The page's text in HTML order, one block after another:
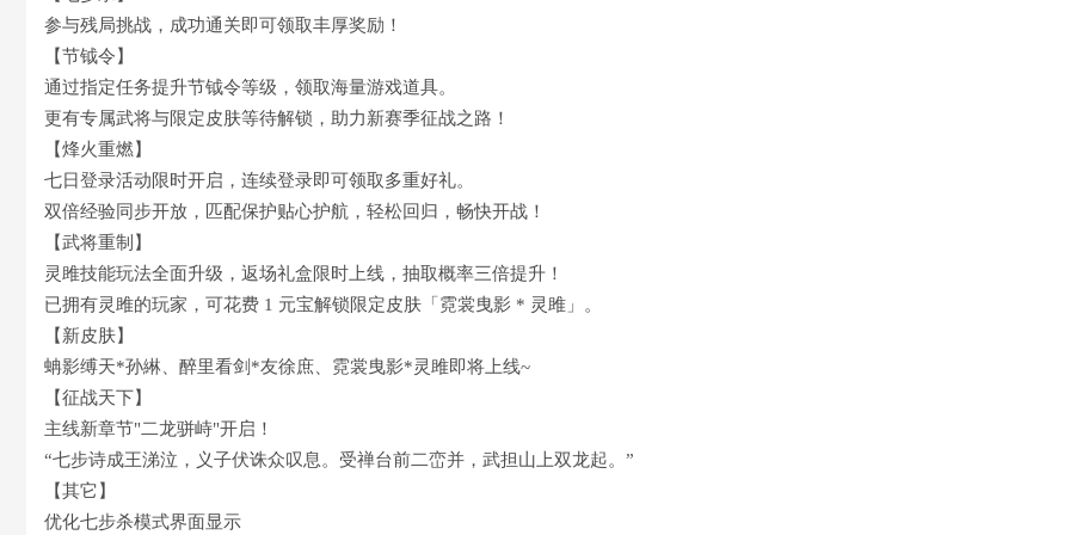
参与残局挑战，成功通关即可领取丰厚奖励！
【节钺令】
通过指定任务提升节钺令等级，领取海量游戏道具。
更有专属武将与限定皮肤等待解锁，助力新赛季征战之路！
【烽火重燃】
七日登录活动限时开启，连续登录即可领取多重好礼。
双倍经验同步开放，匹配保护贴心护航，轻松回归，畅快开战！
【武将重制】
灵雎技能玩法全面升级，返场礼盒限时上线，抽取概率三倍提升！
已拥有灵雎的玩家，可花费 1 元宝解锁限定皮肤「霓裳曳影 * 灵雎」。
【新皮肤】
蚺影缚天*孙綝、醉里看剑*友徐庶、霓裳曳影*灵雎即将上线~
【征战天下】
主线新章节"二龙骈峙"开启！
“七步诗成王涕泣，义子伏诛众叹息。受禅台前二峦并，武担山上双龙起。”
【其它】
优化七步杀模式界面显示